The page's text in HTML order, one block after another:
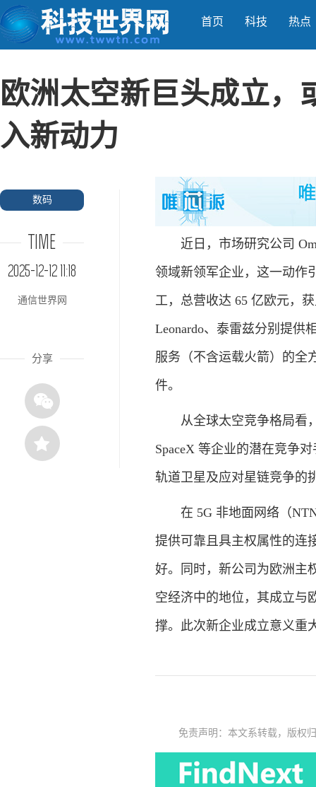
首页 科技 热点
欧洲太空新巨头成立
入新动力
数码
TIME
2025-12-12 11:18
通信世界网
分享
近日，市场研究公司
领域新领军企业，这一动作
工，总营收达 65 亿欧元，
Leonardo、泰雷兹分别提供
服务（不含运载火箭）的全
件。
从全球太空竞争格局看
SpaceX 等企业的潜在竞争
轨道卫星及应对星链竞争的
在 5G 非地面网络（
提供可靠且具主权属性的连
好。同时，新公司为欧洲主
空经济中的地位，其成立与
撑。此次新企业成立意义重
免责声明：本文系转载，版权